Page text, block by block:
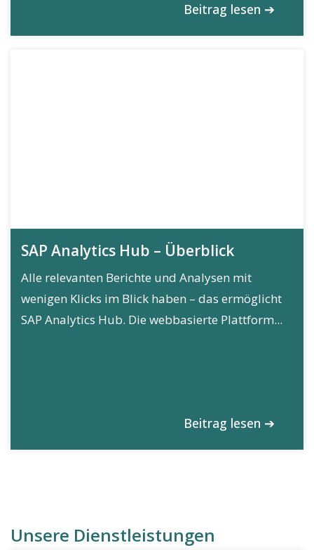
Beitrag lesen ➔
SAP Analytics Hub – Überblick
Alle relevanten Berichte und Analysen mit
wenigen Klicks im Blick haben – das ermöglicht
SAP Analytics Hub. Die webbasierte Plattform...
Beitrag lesen ➔
Unsere Dienstleistungen